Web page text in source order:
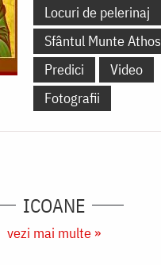
Locuri de pelerinaj
Sfântul Munte Athos
Predici
Video
Fotografii
ICOANE
vezi mai multe »